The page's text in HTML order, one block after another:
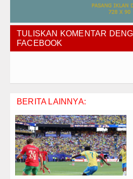
TULISKAN KOMENTAR
FACEBOOK
BERITA LAINNYA: